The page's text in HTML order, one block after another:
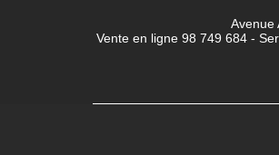
Avenue
Vente en ligne 98 749 684 -